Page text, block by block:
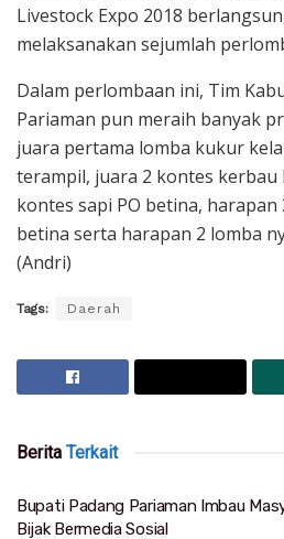
Livestock Expo 2018
melaksanakan sejumlah
Dalam perlombaan ini, Tim
Pariaman pun meraih banyak
juara pertama lomba kukur
terampil, juara 2 kontes kerbau
kontes sapi PO betina,
betina serta harapan 2 lomba
(Andri)
Tags: Daerah
Berita Terkait
Bupati Padang Pariaman Imbau
Bijak Bermedia Sosial